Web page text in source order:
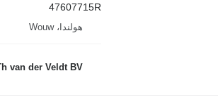
47607715R
هولندا، Wouw
van der Veldt BV